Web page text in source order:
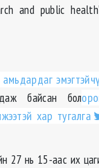
and public
байсан бол
хар тугалга
27 нь 15-аас их